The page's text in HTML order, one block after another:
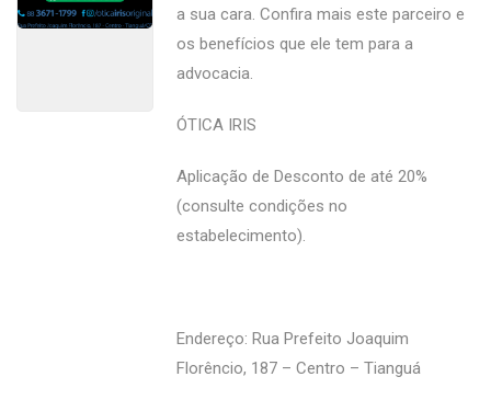
a sua cara. Confira mais este parceiro e
os benefícios que ele tem para a
advocacia.
ÓTICA IRIS
Aplicação de Desconto de até 20%
(consulte condições no
estabelecimento).
Endereço: Rua Prefeito Joaquim
Florêncio, 187 – Centro – Tianguá